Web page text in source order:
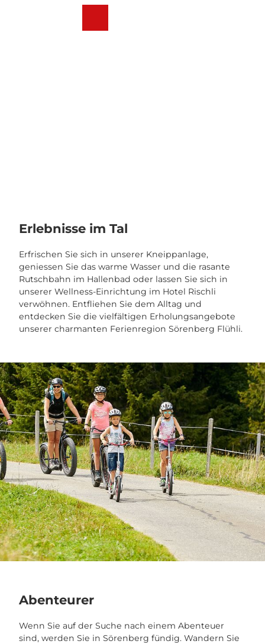
Erlebnisse im Tal
Erfrischen Sie sich in unserer Kneippanlage,
geniessen Sie das warme Wasser und die rasante
Rutschbahn im Hallenbad oder lassen Sie sich in
unserer Wellness-Einrichtung im Hotel Rischli
verwöhnen. Entfliehen Sie dem Alltag und
entdecken Sie die vielfältigen Erholungsangebote
unserer charmanten Ferienregion Sörenberg Flühli.
Abenteurer
Wenn Sie auf der Suche nach einem Abenteuer
sind, werden Sie in Sörenberg fündig. Wandern Sie